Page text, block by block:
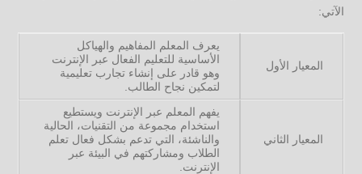
الآتي:
المعيار الأول
يعرف المعلم المفاهيم والهياكل
الأساسية للتعليم الفعال عبر الإنترنت
وهو قادر على إنشاء تجارب تعليمية
لتمكين نجاح الطالب.
المعيار الثاني
يفهم المعلم عبر الإنترنت ويستطيع
استخدام مجموعة من التقنيات، الحالية
والناشئة، التي تدعم بشكل فعال تعلم
الطلاب ومشاركتهم في البيئة عبر
الإنترنت.